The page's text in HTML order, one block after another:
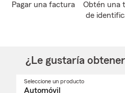
Pagar una factura
Obtén una
de
¿Le gustaría
Seleccione un producto